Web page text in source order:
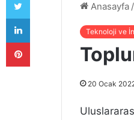
Anasayfa /
Teknoloji ve
20 Ocak
LinkedIn
Pinterest